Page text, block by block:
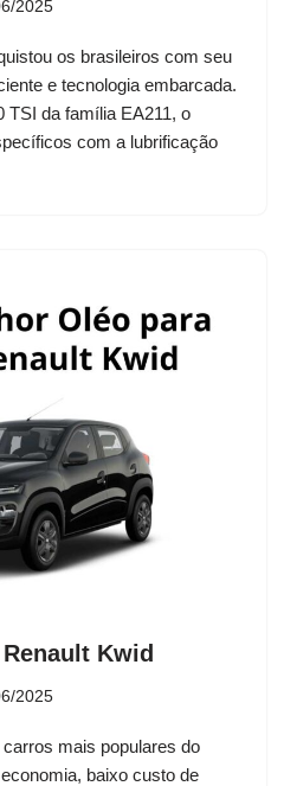
2025
os brasileiros com seu
e tecnologia embarcada.
TSI da família EA211, o
com a lubrificação
Kwid
2025
mais populares do
baixo custo de